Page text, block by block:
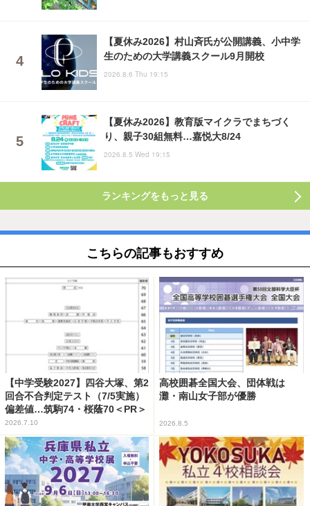
【夏休み2026】村山斉氏が公開講義、小中学
生のための大学講義スクール9月開校
2026.8.6 Thu 19:15
【夏休み2026】教育版マイクラでまちづく
り、親子30組無料…嘉悦大8/24
2026.8.5 Wed 19:15
ランキングをもっと見る
こちらの記事もおすすめ
【中学受験2027】四谷大塚、第2
回合不合判定テスト（7/5実施）
偏差値…筑駒74・桜蔭70＜PR＞
2026.7.10
高校囲碁全国大会、団体戦は
灘・南山女子部が優勝
2026.8.5